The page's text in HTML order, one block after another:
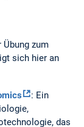
zum
sich hier an
: Ein
das